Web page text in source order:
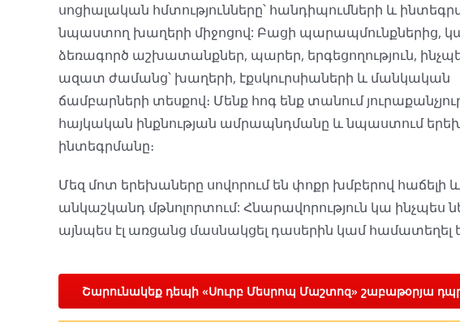
սոցիալական հմտությունները՝ հանդիպումների և
նպաստող խաղերի միջոցով: Բացի պարապմունքներից,
ձեռագործ աշխատանքներ, պարեր, երգեցողություն,
ազատ ժամանց՝ խաղերի, էքսկուրսիաների և մանկական
ճամբարների տեսքով։ Մենք հոգ ենք տանում
հայկական ինքնության ամրապնդմանը և նպաստում
ինտեգրմանը։
Մեզ մոտ երեխաները սովորում են փոքր խմբերով հաճելի և
անկաշկանդ մթնոլորտում: Հնարավորություն կա ինչպես
այնպես էլ առցանց մասնակցել դասերին կամ համատեղել
Շարունակեք դեպի «Սուրբ Մեսրոպ Մաշտոզ» շաբաթօրյա